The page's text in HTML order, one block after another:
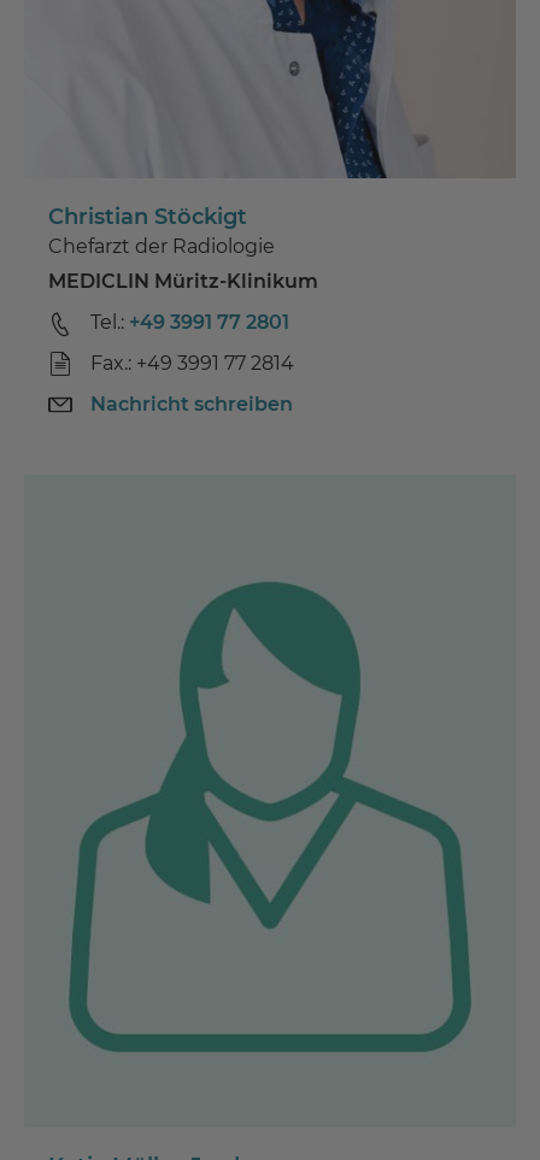
Christian Stöckigt
Chefarzt der Radiologie
MEDICLIN Müritz-Klinikum
Tel.: +49 3991 77 2801
Fax.: +49 3991 77 2814
Nachricht schreiben